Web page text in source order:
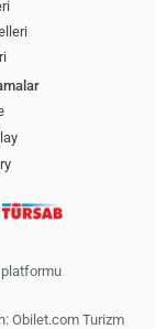
Obilet.com Turizm